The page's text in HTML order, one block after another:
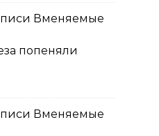
Вменяемые
попеняли
Вменяемые